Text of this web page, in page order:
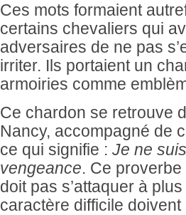
Ces mots formaient
certains chevaliers qui
adversaires de ne pas
irriter. Ils portaient un
armoiries comme
Ce chardon se retrouve
Nancy, accompagné de
ce qui signifie : Je ne
vengeance. Ce
doit pas s’attaquer à
caractère difficile